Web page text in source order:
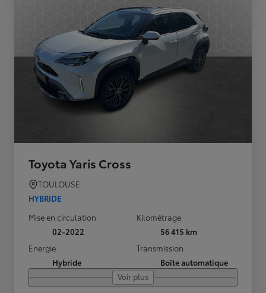
Toyota Yaris Cross
TOULOUSE
HYBRIDE
Mise en circulation
02-2022
Kilométrage
56 415 km
Energie
Hybride
Transmission
Boîte automatique
Voir plus